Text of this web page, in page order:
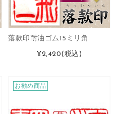
落款印耐油ゴム15ミリ角
¥2,420(税込)
お勧め商品